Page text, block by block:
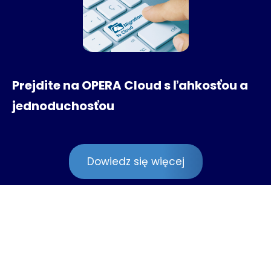
Prejdite na OPERA Cloud s ľahkosťou a
jednoduchosťou
Dowiedz się więcej